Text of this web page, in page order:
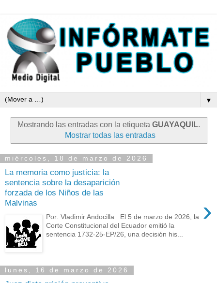
▼
Mostrando las entradas con la etiqueta GUAYAQUIL.
Mostrar todas las entradas
miércoles, 18 de marzo de 2026
La memoria como justicia: la
sentencia sobre la desaparición
forzada de los Niños de las
Malvinas
›
Por: Vladimir Andocilla El 5 de marzo de 2026, la
Corte Constitucional del Ecuador emitió la
sentencia 1732-25-EP/26, una decisión his...
lunes, 16 de marzo de 2026